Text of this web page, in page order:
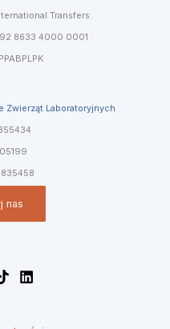
Transfers:
8633 4000 0001
Zwierząt Laboratoryjnych
nas